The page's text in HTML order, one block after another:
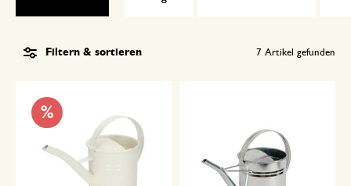
Filtern & sortieren 7 Artikel gefunden
%